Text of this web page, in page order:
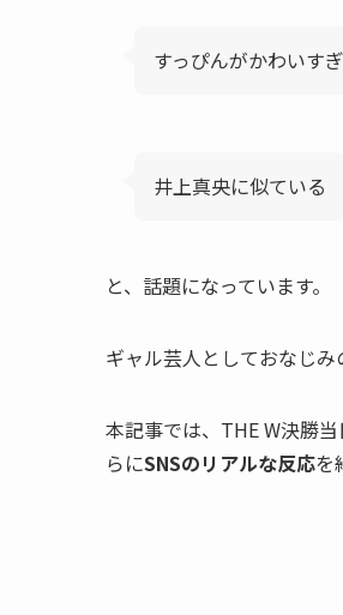
すっぴんがかわいす
井上真央に似ている
と、話題になっています。
ギャル芸人としておなじ
本記事では、THE W決勝
らにSNSのリアルな反応を